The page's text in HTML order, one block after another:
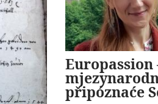
Europassion
připóznaće